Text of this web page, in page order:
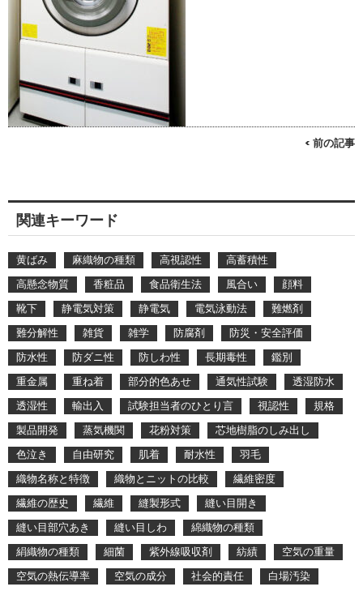
< 前の記事
関連キーワード
黄ばみ 麻織物の種類 高視認性
高蓄積性
高懸念物質
香粧品 食品衛生法 風合い
顔料
靴下
静電気対策 静電気 電気泳動法
難燃剤
難分解性
雑貨 雑学 防腐剤
防災・安全評価
防水性
防ダニ性 防しわ性 長期毒性
鑑別
重金属
重ね着 部分的色あせ 通気性試験
透湿防水
透湿性
輸出入 試験担当者のひとり言 視認性
規格
製品開発
蒸気機関 花粉対策
芯地樹脂のしみ出し
色泣き
自由研究 肌着 耐水性
羽毛
織物名称と特徴
織物とニットの比較
繊維密度
繊維の歴史
繊維 縫製形式
縫い目開き
縫い目部穴あき
縫い目しわ
綿織物の種類
絹織物の種類
細菌 紫外線吸収剤 紡績
空気の重量
空気の熱伝導率
空気の成分 社会的責任
白場汚染